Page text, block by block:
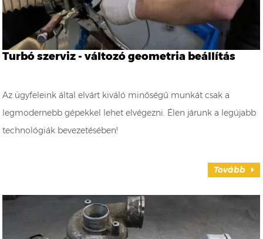
Turbó szerviz - változó geometria beállítás
Az ügyfeleink által elvárt kiváló minőségű munkát csak a
legmodernebb gépekkel lehet elvégezni. Élen járunk a legújabb
technológiák bevezetésében!
Tovább